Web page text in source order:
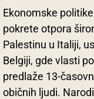
Ekonomske
pokrete otpora
Palestinu u Italiji,
Belgiji, gde vlasti
predlaže 13-
običnih ljudi.